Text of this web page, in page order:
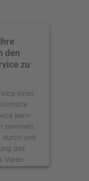
den
zu
eines
kann
sammeln.
durch und
des
Video